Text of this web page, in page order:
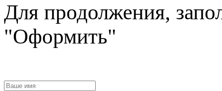
Для продолжения,
"Оформить"